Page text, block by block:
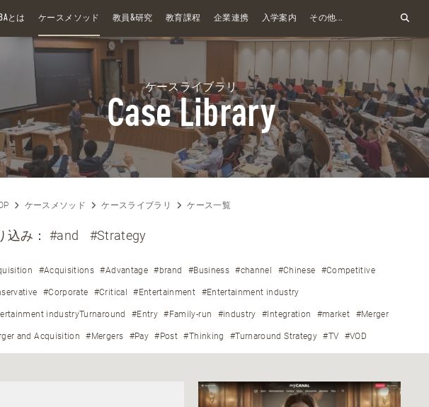
とは ケースメソッド 教員&研究 教育課程 企業連携 入学案内 その他...
ケースライブラリ
Case Library
ケースメソッド ケースライブラリ ケース一覧
込み：#and #Strategy
#Acquisitions #Advantage #brand #Business #channel #Chinese #Competitive
#Corporate #Critical #Entertainment #Entertainment industry
industryTurnaround #Entry #Family-run #industry #Integration #market #Merger
and Acquisition #Mergers #Pay #Post #Thinking #Turnaround Strategy #TV #VOD